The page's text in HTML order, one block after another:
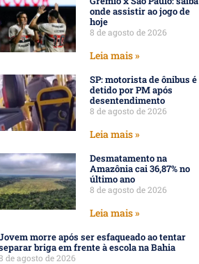
onde assistir ao jogo de
hoje
8 de agosto de 2026
Leia mais »
SP: motorista de ônibus é
detido por PM após
desentendimento
8 de agosto de 2026
Leia mais »
Desmatamento na
Amazônia cai 36,87% no
último ano
8 de agosto de 2026
Leia mais »
morre após ser esfaqueado ao tentar
briga em frente à escola na Bahia
de agosto de 2026